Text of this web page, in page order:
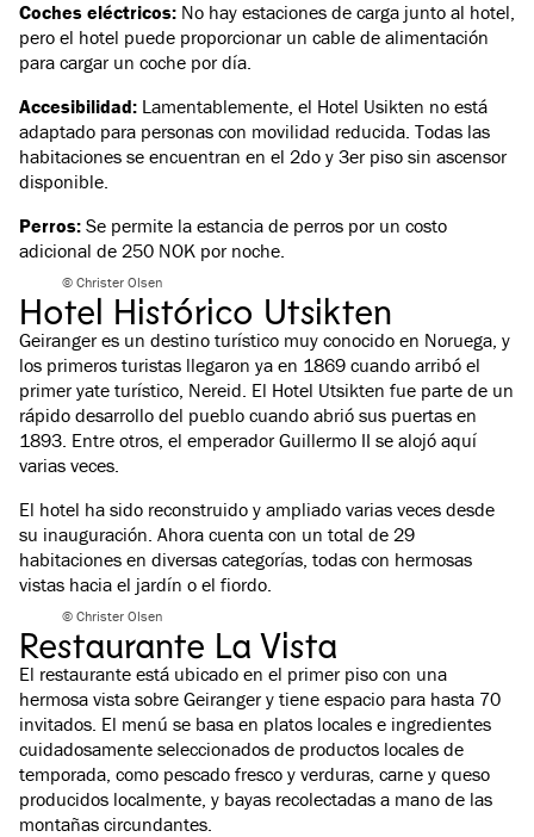
Coches eléctricos: No hay estaciones de carga junto al hotel,
pero el hotel puede proporcionar un cable de alimentación
para cargar un coche por día.
Accesibilidad: Lamentablemente, el Hotel Usikten no está
adaptado para personas con movilidad reducida. Todas las
habitaciones se encuentran en el 2do y 3er piso sin ascensor
disponible.
Perros: Se permite la estancia de perros por un costo
adicional de 250 NOK por noche.
© Christer Olsen
Hotel Histórico Utsikten
Geiranger es un destino turístico muy conocido en Noruega, y
los primeros turistas llegaron ya en 1869 cuando arribó el
primer yate turístico, Nereid. El Hotel Utsikten fue parte de un
rápido desarrollo del pueblo cuando abrió sus puertas en
1893. Entre otros, el emperador Guillermo II se alojó aquí
varias veces.
El hotel ha sido reconstruido y ampliado varias veces desde
su inauguración. Ahora cuenta con un total de 29
habitaciones en diversas categorías, todas con hermosas
vistas hacia el jardín o el fiordo.
© Christer Olsen
Restaurante La Vista
El restaurante está ubicado en el primer piso con una
hermosa vista sobre Geiranger y tiene espacio para hasta 70
invitados. El menú se basa en platos locales e ingredientes
cuidadosamente seleccionados de productos locales de
temporada, como pescado fresco y verduras, carne y queso
producidos localmente, y bayas recolectadas a mano de las
montañas circundantes.